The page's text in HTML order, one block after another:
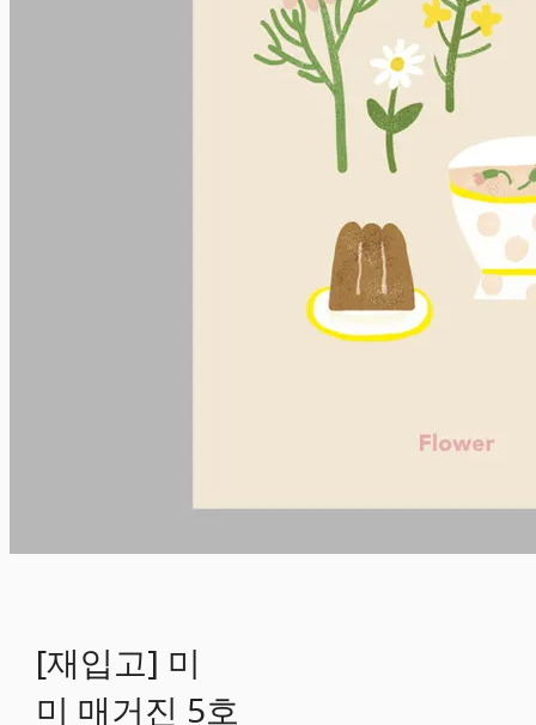
[재입고] 미
미 매거진 5호